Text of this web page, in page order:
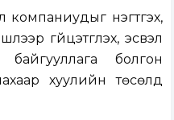
компаниудыг нэгтгэх,
гүйцэтгүүлэх, эсвэл
болгон
хуулийн төсөлд